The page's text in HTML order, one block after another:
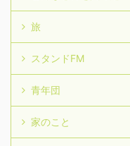
旅
スタンドFM
青年団
家のこと